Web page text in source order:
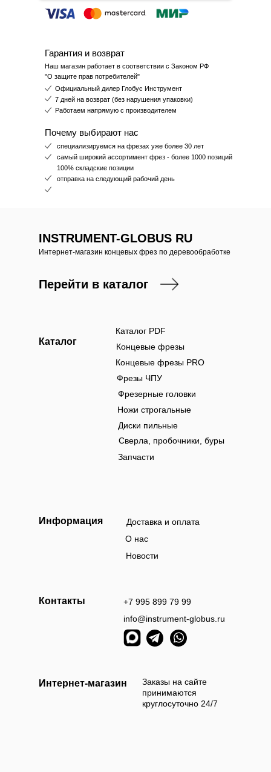
Гарантия и возврат
Наш магазин работает в соответствии с Законом РФ
"О защите прав потребителей"
Почему выбирают нас
специализируемся на фрезах уже более 30 лет
самый широкий ассортимент фрез - более 1000 позиций
100% складские позиции
отправка на следующий рабочий день
Официальный дилер Глобус Инструмент
7 дней на возврат (без нарушения упаковки)
Работаем напрямую с производителем
Заказы на сайте
принимаются
круглосуточно 24/7
Каталог
Информация
Контакты
+7 995 899 79 99
info@instrument-globus.ru
Интернет-магазин
Концевые фрезы
Каталог PDF
Концевые фрезы PRO
Фрезы ЧПУ
Фрезерные головки
Ножи строгальные
Диски пильные
Сверла, пробочники, буры
Запчасти
Доставка и оплата
О нас
Новости
INSTRUMENT-GLOBUS RU
Интернет-магазин концевых фрез по деревообработке
Перейти в каталог